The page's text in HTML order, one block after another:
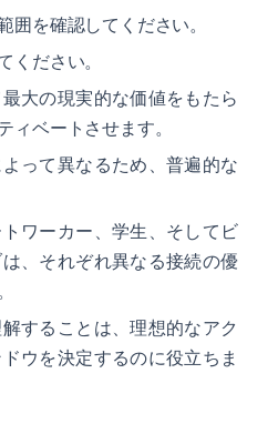
囲を確認してください。
ください。
大の現実的な価値をもたら
ィベートさせます。
って異なるため、普遍的な
ワーカー、学生、そしてビ
、それぞれ異なる接続の優
することは、理想的なアク
ウを決定するのに役立ちま